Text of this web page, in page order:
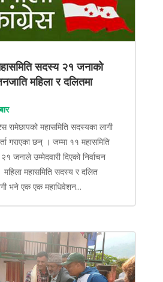
सदस्य २१ जनाको
महिला र दलितमा
रामेछापको महासमिति सदस्यका लागी
गराएका छन् । जम्मा ११ महासमिति
जनाले उम्मेदवारी दिएको निर्वाचन
महासमिति सदस्य र दलित
भने एक एक महाधिवेशन...